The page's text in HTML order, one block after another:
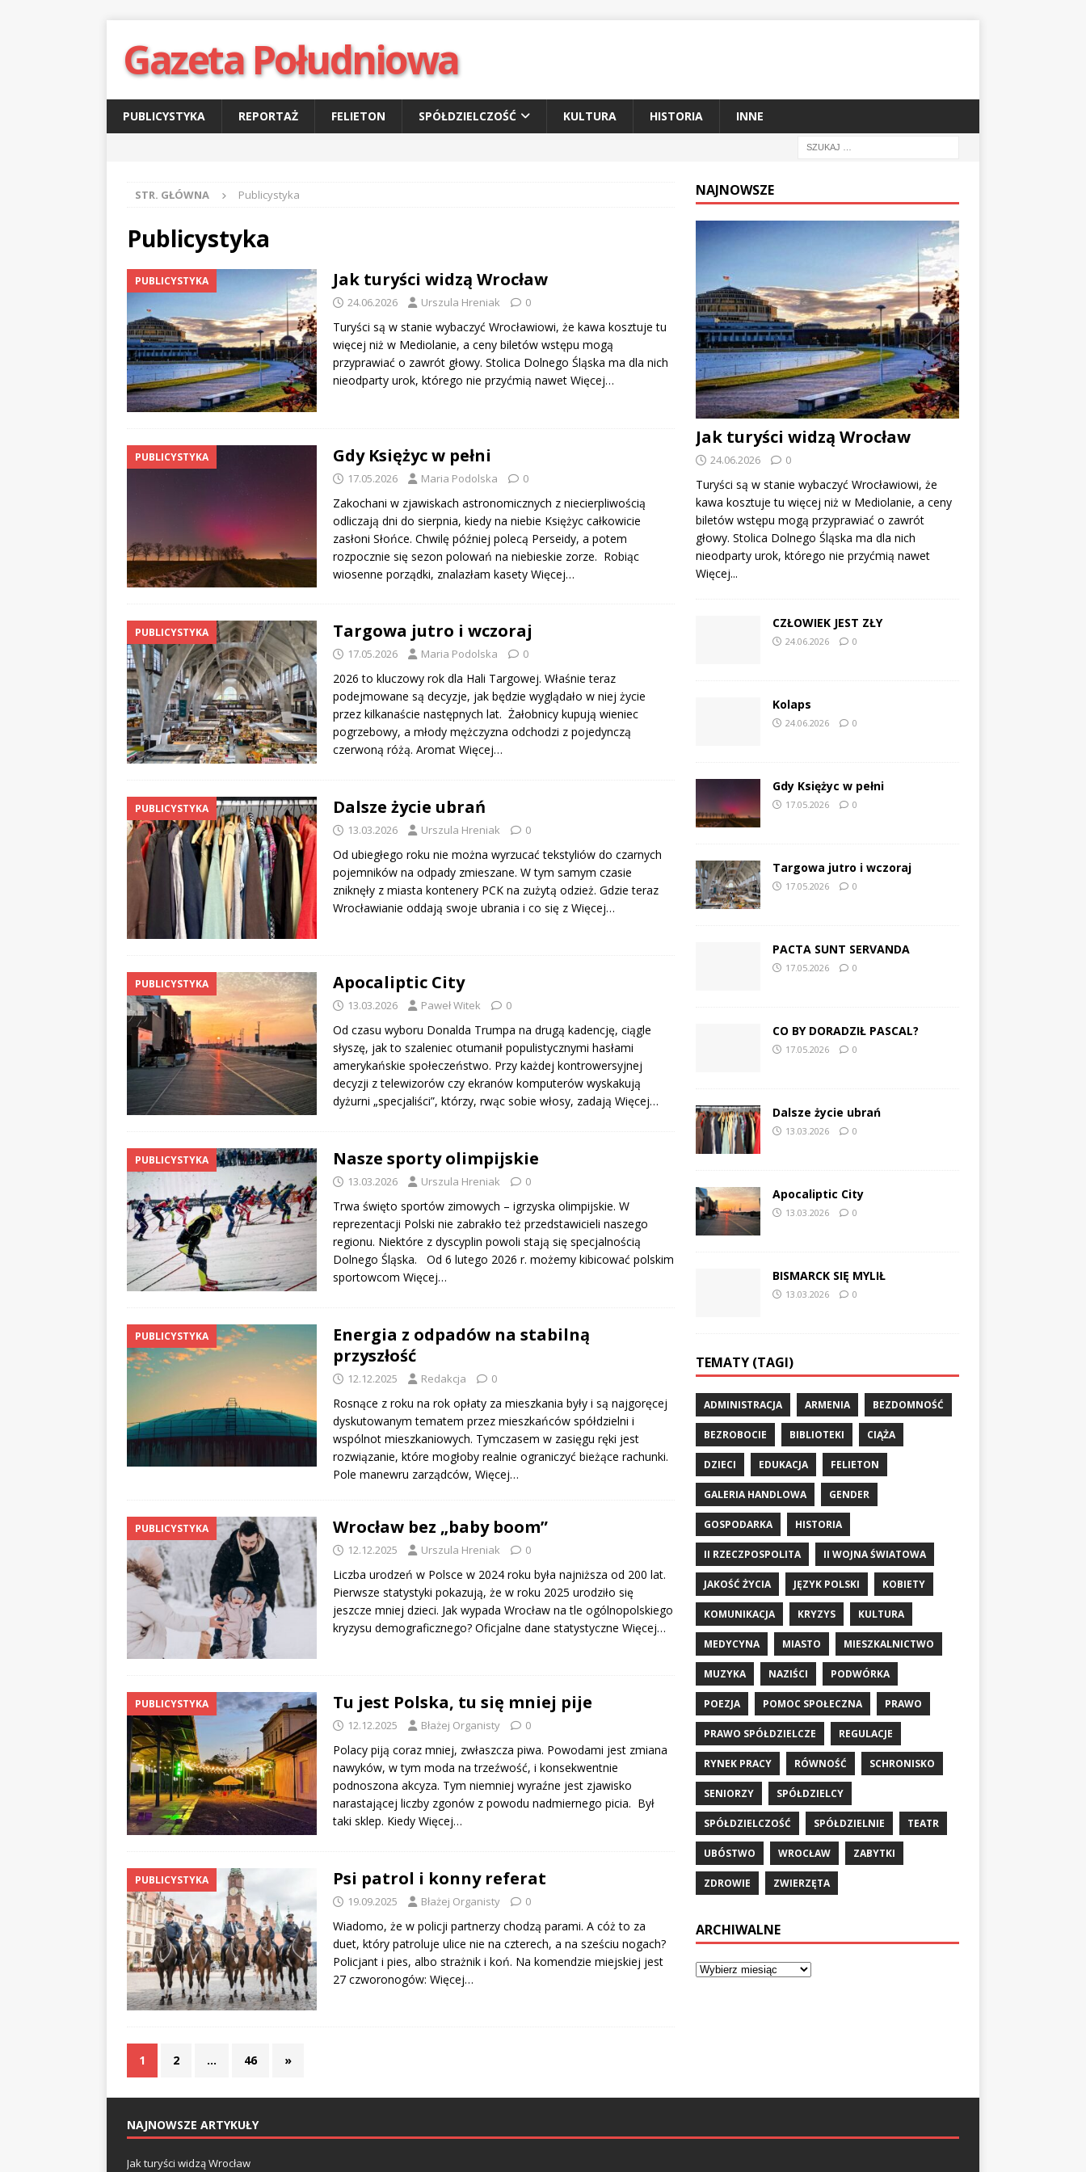
Gazeta Południowa
PUBLICYSTYKA REPORTAŻ FELIETON SPÓŁDZIELCZOŚĆ KULTURA HISTORIA INNE
STR. GŁÓWNA Publicystyka
Publicystyka
PUBLICYSTYKA Jak turyści widzą Wrocław
24.06.2026 Urszula Hreniak 0
Turyści są w stanie wybaczyć Wrocławiowi, że kawa kosztuje tu
więcej niż w Mediolanie, a ceny biletów wstępu mogą
przyprawiać o zawrót głowy. Stolica Dolnego Śląska ma dla nich
nieodparty urok, którego nie przyćmią nawet Więcej…
PUBLICYSTYKA Gdy Księżyc w pełni
17.05.2026 Maria Podolska 0
Zakochani w zjawiskach astronomicznych z niecierpliwością
odliczają dni do sierpnia, kiedy na niebie Księżyc całkowicie
zasłoni Słońce. Chwilę później polecą Perseidy, a potem
rozpocznie się sezon polowań na niebieskie zorze. Robiąc
wiosenne porządki, znalazłam kasety Więcej…
PUBLICYSTYKA Targowa jutro i wczoraj
17.05.2026 Maria Podolska 0
2026 to kluczowy rok dla Hali Targowej. Właśnie teraz
podejmowane są decyzje, jak będzie wyglądało w niej życie
przez kilkanaście następnych lat. Żałobnicy kupują wieniec
pogrzebowy, a młody mężczyzna odchodzi z pojedynczą
czerwoną różą. Aromat Więcej…
PUBLICYSTYKA Dalsze życie ubrań
13.03.2026 Urszula Hreniak 0
Od ubiegłego roku nie można wyrzucać tekstyliów do czarnych
pojemników na odpady zmieszane. W tym samym czasie
zniknęły z miasta kontenery PCK na zużytą odzież. Gdzie teraz
Wrocławianie oddają swoje ubrania i co się z Więcej…
PUBLICYSTYKA Apocaliptic City
13.03.2026 Paweł Witek 0
Od czasu wyboru Donalda Trumpa na drugą kadencję, ciągle
słyszę, jak to szaleniec otumanił populistycznymi hasłami
amerykańskie społeczeństwo. Przy każdej kontrowersyjnej
decyzji z telewizorów czy ekranów komputerów wyskakują
dyżurni „specjaliści”, którzy, rwąc sobie włosy, zadają Więcej…
PUBLICYSTYKA Nasze sporty olimpijskie
13.03.2026 Urszula Hreniak 0
Trwa święto sportów zimowych – igrzyska olimpijskie. W
reprezentacji Polski nie zabrakło też przedstawicieli naszego
regionu. Niektóre z dyscyplin powoli stają się specjalnością
Dolnego Śląska. Od 6 lutego 2026 r. możemy kibicować polskim
sportowcom Więcej…
PUBLICYSTYKA
Energia z odpadów na stabilną
przyszłość
12.12.2025 Redakcja 0
Rosnące z roku na rok opłaty za mieszkania były i są najgoręcej
dyskutowanym tematem przez mieszkańców spółdzielni i
wspólnot mieszkaniowych. Tymczasem w zasięgu ręki jest
rozwiązanie, które mogłoby realnie ograniczyć bieżące rachunki.
Pole manewru zarządców, Więcej…
PUBLICYSTYKA Wrocław bez „baby boom”
12.12.2025 Urszula Hreniak 0
Liczba urodzeń w Polsce w 2024 roku była najniższa od 200 lat.
Pierwsze statystyki pokazują, że w roku 2025 urodziło się
jeszcze mniej dzieci. Jak wypada Wrocław na tle ogólnopolskiego
kryzysu demograficznego? Oficjalne dane statystyczne Więcej…
PUBLICYSTYKA Tu jest Polska, tu się mniej pije
12.12.2025 Błażej Organisty 0
Polacy piją coraz mniej, zwłaszcza piwa. Powodami jest zmiana
nawyków, w tym moda na trzeźwość, i konsekwentnie
podnoszona akcyza. Tym niemniej wyraźne jest zjawisko
narastającej liczby zgonów z powodu nadmiernego picia. Był
taki sklep. Kiedy Więcej…
PUBLICYSTYKA Psi patrol i konny referat
19.09.2025 Błażej Organisty 0
Wiadomo, że w policji partnerzy chodzą parami. A cóż to za
duet, który patroluje ulice nie na czterech, a na sześciu nogach?
Policjant i pies, albo strażnik i koń. Na komendzie miejskiej jest
27 czworonogów: Więcej…
1 2 … 46 »
NAJNOWSZE
Jak turyści widzą Wrocław
24.06.2026 0
Turyści są w stanie wybaczyć Wrocławiowi, że
kawa kosztuje tu więcej niż w Mediolanie, a ceny
biletów wstępu mogą przyprawiać o zawrót
głowy. Stolica Dolnego Śląska ma dla nich
nieodparty urok, którego nie przyćmią nawet
Więcej...
CZŁOWIEK JEST ZŁY
24.06.2026 0
Kolaps
24.06.2026 0
Gdy Księżyc w pełni
17.05.2026 0
Targowa jutro i wczoraj
17.05.2026 0
PACTA SUNT SERVANDA
17.05.2026 0
CO BY DORADZIŁ PASCAL?
17.05.2026 0
Dalsze życie ubrań
13.03.2026 0
Apocaliptic City
13.03.2026 0
BISMARCK SIĘ MYLIŁ
13.03.2026 0
TEMATY (TAGI)
ADMINISTRACJA ARMENIA BEZDOMNOŚĆ
BEZROBOCIE BIBLIOTEKI CIĄŻA
DZIECI EDUKACJA FELIETON
GALERIA HANDLOWA GENDER
GOSPODARKA HISTORIA
II RZECZPOSPOLITA II WOJNA ŚWIATOWA
JAKOŚĆ ŻYCIA JĘZYK POLSKI KOBIETY
KOMUNIKACJA KRYZYS KULTURA
MEDYCYNA MIASTO MIESZKALNICTWO
MUZYKA NAZIŚCI PODWÓRKA
POEZJA POMOC SPOŁECZNA PRAWO
PRAWO SPÓŁDZIELCZE REGULACJE
RYNEK PRACY RÓWNOŚĆ SCHRONISKO
SENIORZY SPÓŁDZIELCY
SPÓŁDZIELCZOŚĆ SPÓŁDZIELNIE TEATR
UBÓSTWO WROCŁAW ZABYTKI
ZDROWIE ZWIERZĘTA
ARCHIWALNE
NAJNOWSZE ARTYKUŁY
Jak turyści widzą Wrocław